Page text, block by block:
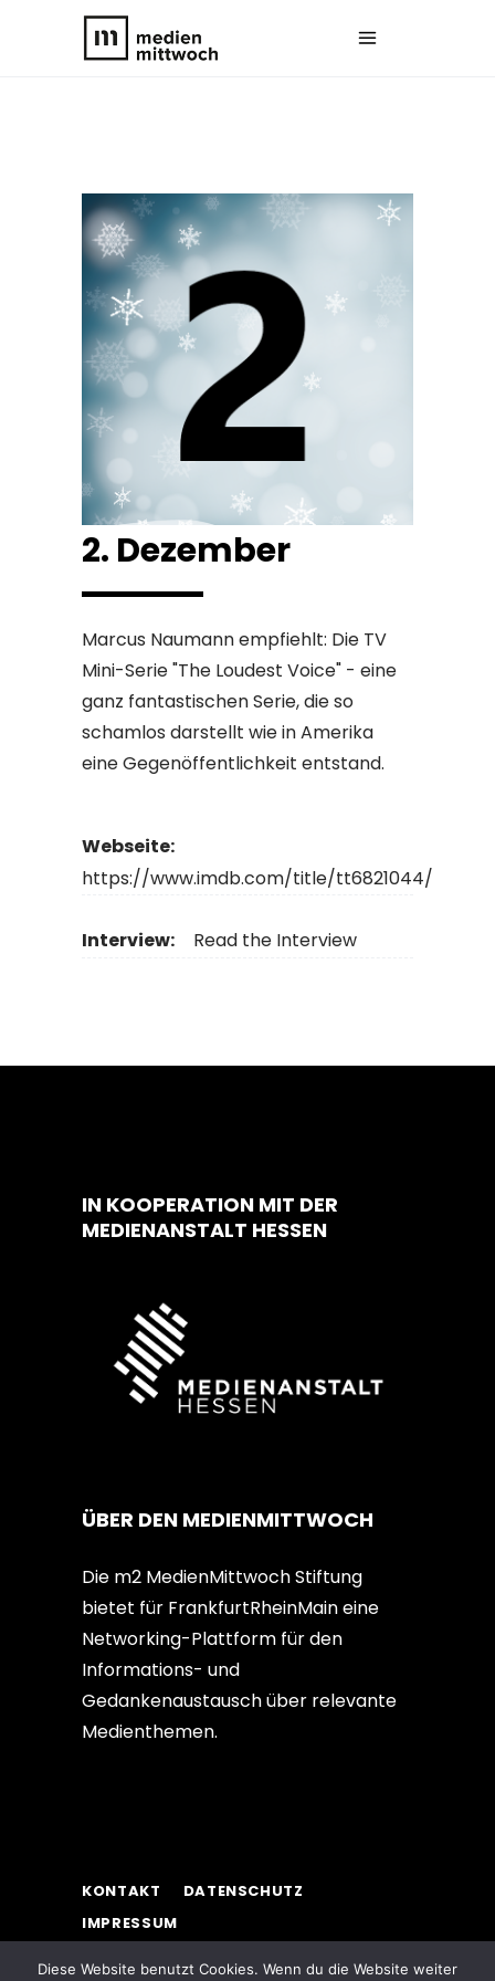
2. Dezember
Marcus Naumann empfiehlt: Die TV
Mini-Serie "The Loudest Voice" - eine
ganz fantastischen Serie, die so
schamlos darstellt wie in Amerika
eine Gegenöffentlichkeit entstand.
Webseite:
https://www.imdb.com/title/tt6821044/
Interview: Read the Interview
IN KOOPERATION MIT DER
MEDIENANSTALT HESSEN
ÜBER DEN MEDIENMITTWOCH
Die m2 MedienMittwoch Stiftung
bietet für FrankfurtRheinMain eine
Networking-Plattform für den
Informations- und
Gedankenaustausch über relevante
Medienthemen.
KONTAKT
DATENSCHUTZ
IMPRESSUM
Diese Website benutzt Cookies. Wenn du die Website weiter